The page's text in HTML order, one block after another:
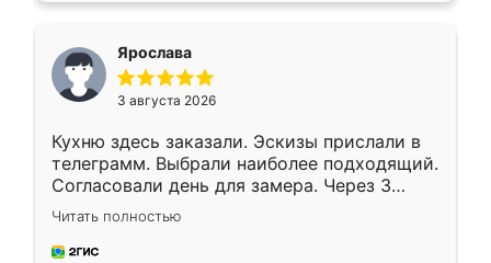
Ярослава
3 августа 2026
Кухню здесь заказали. Эскизы прислали в
телеграмм. Выбрали наиболее подходящий.
Согласовали день для замера. Через 3
недели кухня была уже готова. Остались
довольны работой. Спасибо Ренессанс
мебель за качественную работу!
Читать полностью